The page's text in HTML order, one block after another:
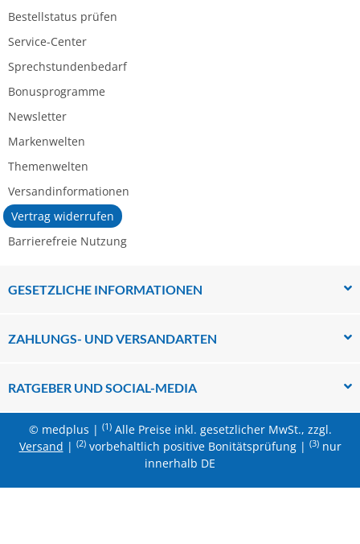
Bestellstatus prüfen
Service-Center
Sprechstundenbedarf
Bonusprogramme
Newsletter
Markenwelten
Themenwelten
Versandinformationen
Vertrag widerrufen
Barrierefreie Nutzung
GESETZLICHE INFORMATIONEN
ZAHLUNGS- UND VERSANDARTEN
RATGEBER UND SOCIAL-MEDIA
© medplus | (1)Alle Preise inkl. gesetzlicher MwSt., zzgl.
Versand | (2)vorbehaltlich positive Bonitätsprüfung | (3)nur
innerhalb DE